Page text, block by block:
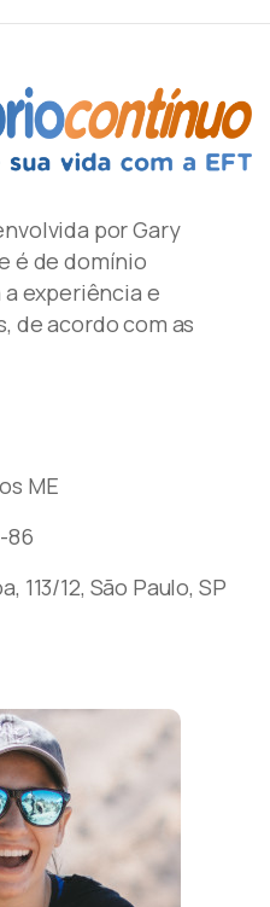
por Gary
é de domínio
experiência e
de acordo com as
ME
86
113/12, São Paulo, SP